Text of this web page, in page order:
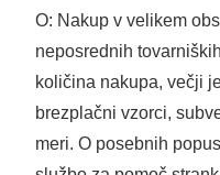
O: Nakup v velikem
neposrednih
količina nakupa, večji
brezplačni vzorci,
meri. O posebnih